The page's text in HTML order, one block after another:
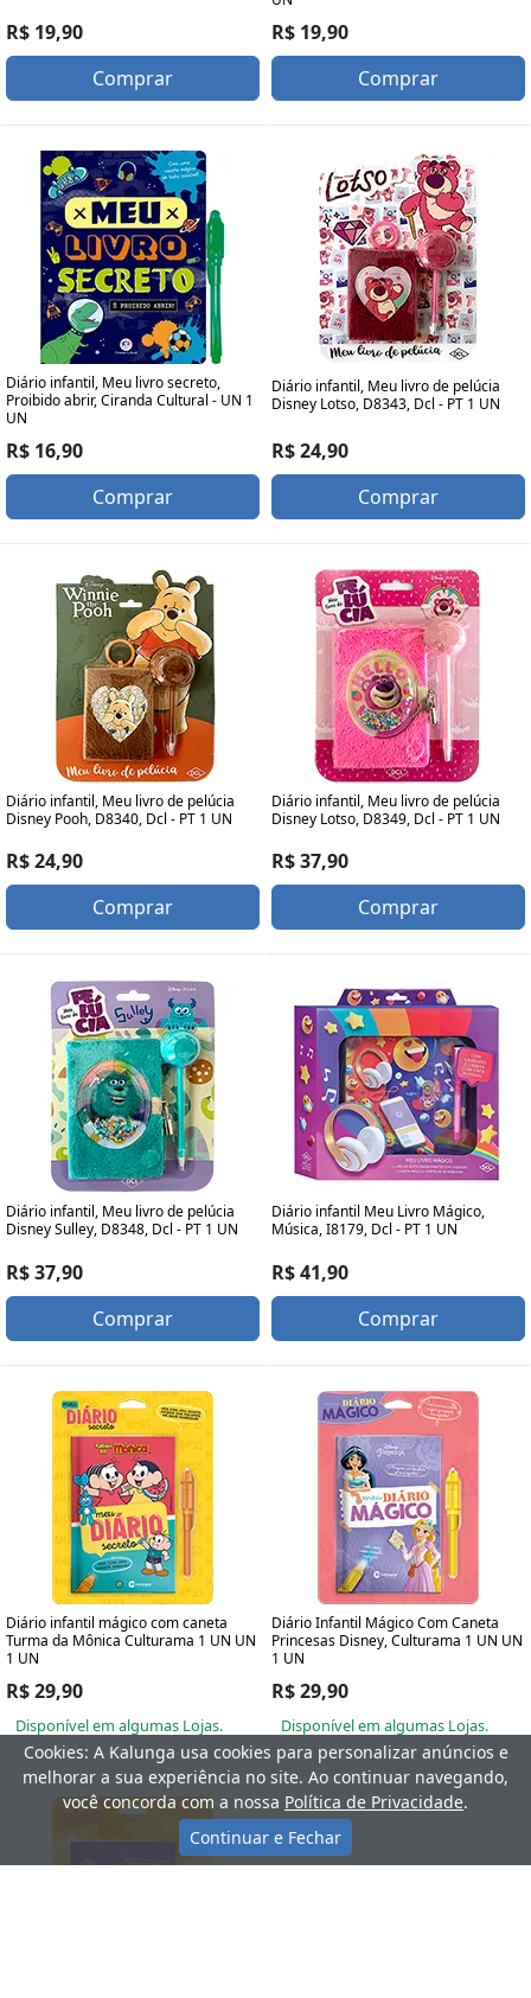
R$ 19,90
Comprar
R$ 19,90
Comprar
Diário infantil, Meu livro secreto,
Proibido abrir, Ciranda Cultural - UN 1
UN
R$ 16,90
Comprar
Diário infantil, Meu livro de pelúcia
Disney Lotso, D8343, Dcl - PT 1 UN
R$ 24,90
Comprar
Diário infantil, Meu livro de pelúcia
Disney Pooh, D8340, Dcl - PT 1 UN
R$ 24,90
Comprar
Diário infantil, Meu livro de pelúcia
Disney Lotso, D8349, Dcl - PT 1 UN
R$ 37,90
Comprar
Diário infantil, Meu livro de pelúcia
Disney Sulley, D8348, Dcl - PT 1 UN
R$ 37,90
Comprar
Diário infantil Meu Livro Mágico,
Música, I8179, Dcl - PT 1 UN
R$ 41,90
Comprar
Diário infantil mágico com caneta
Turma da Mônica Culturama 1 UN UN
1 UN
R$ 29,90
Disponível em algumas Lojas.
Diário Infantil Mágico Com Caneta
Princesas Disney, Culturama 1 UN UN
1 UN
R$ 29,90
Disponível em algumas Lojas.
Cookies: A Kalunga usa cookies para personalizar anúncios e
melhorar a sua experiência no site. Ao continuar navegando,
você concorda com a nossa Política de Privacidade.
Continuar e Fechar